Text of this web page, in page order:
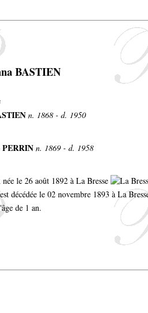
BASTIEN
n. 1868 - d. 1950
PERRIN n. 1869 - d. 1958
née le 26 août 1892 à La Bresse
décédée le 02 novembre 1893 à La
de 1 an.